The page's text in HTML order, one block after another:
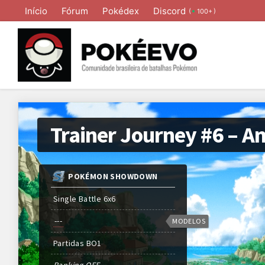
Início Fórum Pokédex Discord ( 100+ )
POKÉMON SHOWDOWN
Single Battle 6x6
---
Partidas BO1
MODELOS